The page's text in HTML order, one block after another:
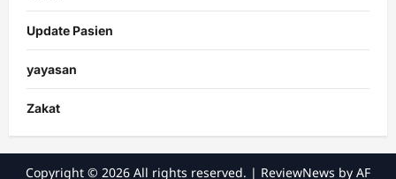
Update Pasien
yayasan
Zakat
Copyright © 2026 All rights reserved. | ReviewNews by AF